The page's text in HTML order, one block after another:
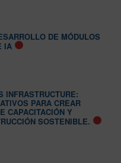
DE MÓDULOS
IA
INFRASTRUCTURE:
PARA CREAR
CAPACITACIÓN Y
SOSTENIBLE.